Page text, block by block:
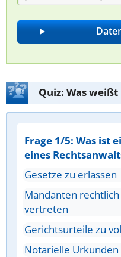
Quiz: Was
Frage 1/5: Was ist
eines
Gesetze zu erlassen
Mandanten
vertreten
Gerichtsurteile zu
Notarielle